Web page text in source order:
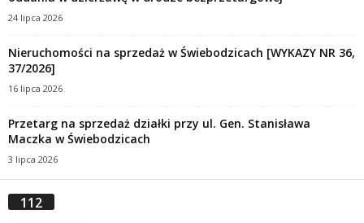
24 lipca 2026
Nieruchomości na sprzedaż w Świebodzicach [WYKAZY NR 36,
37/2026]
16 lipca 2026
Przetarg na sprzedaż działki przy ul. Gen. Stanisława
Maczka w Świebodzicach
3 lipca 2026
112